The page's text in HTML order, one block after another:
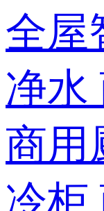
全屋
净水
商用
冷柜